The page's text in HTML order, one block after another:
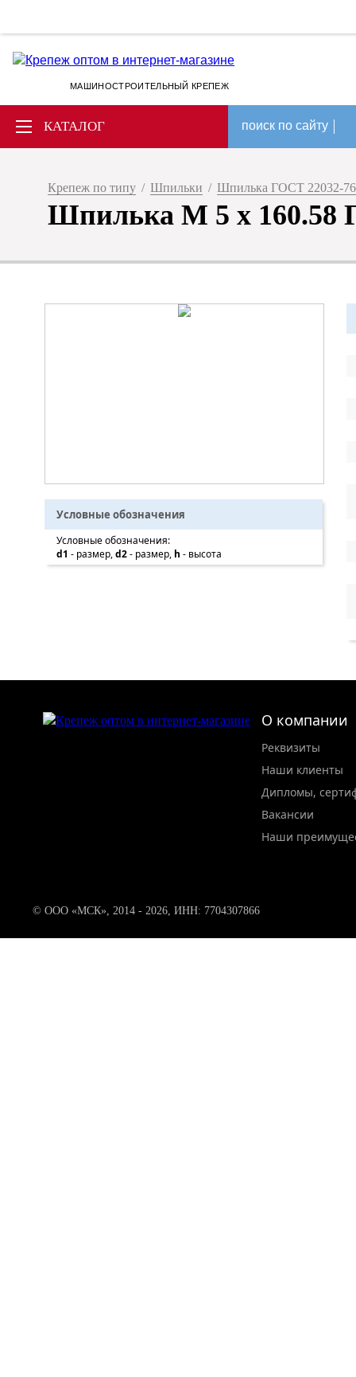
МАШИНОСТРОИТЕЛЬНЫЙ КРЕПЕЖ
КАТАЛОГ поиск по сайту
Крепеж по типу / Шпильки / Шпилька ГОСТ 22032-76
Шпилька М 5 х 160.58
Условные обозначения
Условные обозначения:
d1 - размер,d2- размер, h - высота
О компании
Реквизиты
Наши клиенты
Дипломы,
Вакансии
Наши
© ООО «МСК», 2014 - 2026, ИНН: 7704307866